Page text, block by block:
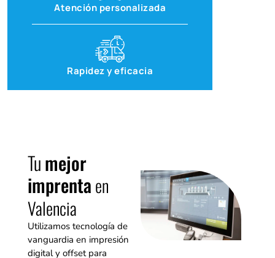
Atención personalizada
Rapidez y eficacia
Tumejor
imprentaen
Valencia
Utilizamos tecnología de
vanguardia en impresión
digital y offset para